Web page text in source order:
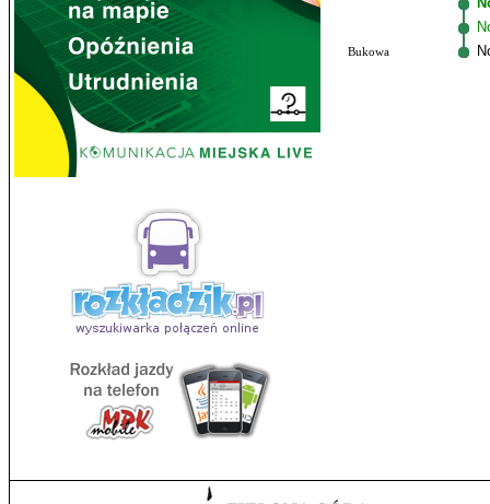
Bukowa